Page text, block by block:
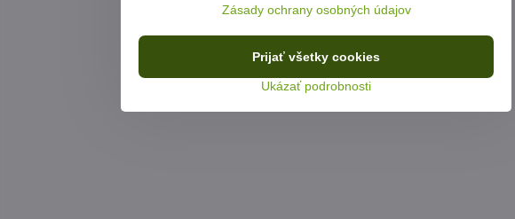
Zásady ochrany osobných údajov
Ukázať podrobnosti
Prijať všetky cookies